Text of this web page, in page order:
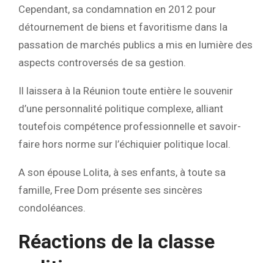
Cependant, sa condamnation en 2012 pour
détournement de biens et favoritisme dans la
passation de marchés publics a mis en lumière des
aspects controversés de sa gestion.
Il laissera à la Réunion toute entière le souvenir
d’une personnalité politique complexe, alliant
toutefois compétence professionnelle et savoir-
faire hors norme sur l’échiquier politique local.
A son épouse Lolita, à ses enfants, à toute sa
famille, Free Dom présente ses sincères
condoléances.
Réactions de la classe